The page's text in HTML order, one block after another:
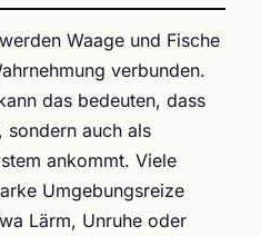
Waage und Fische
verbunden.
das bedeuten, dass
sondern auch als
ankommt. Viele
Umgebungsreize
Lärm, Unruhe oder